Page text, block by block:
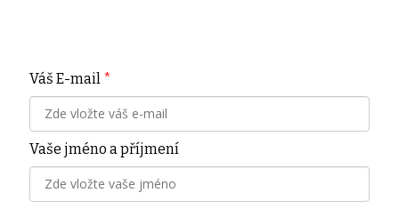
Váš E-mail *
Vaše jméno a příjmení